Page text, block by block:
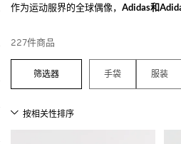
作为运动服界的全球偶像， Adidas和
起初作为一个鞋厂在德国诞生于20世纪中
从这之后就没有停止创造真正属于自己
喜爱更是被普通人热爱。城市款如Adidas
于跑步与训练，不过也是打造灵感来自
必备单品，是运动风热爱者追捧的最时尚
227件商品
手袋 服装